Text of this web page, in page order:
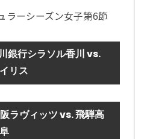
ラーシーズン女子第6節
行シラソル香川 vs.
リス
ヴィッツ vs. 飛騨高